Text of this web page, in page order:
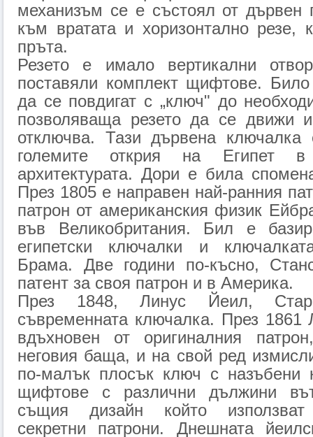
механизъм се е състоял от дървен
към вратата и хоризонтално резе,
пръта.
Резето е имало вертикални
поставяли комплект щифтове.
да се повдигат с „ключ" до
позволяваща резето да се движи
отключва. Тази дървена
големите открия на Египет
архитектурата. Дори е била
През 1805 е направен най-ранния
патрон от американския физик
във Великобритания. Бил е
египетски ключалки и
Брама. Две години по-късно,
патент за своя патрон и в Америка.
През 1848, Линус Йеил,
съвременната ключалка. През
вдъхновен от оригиналния
неговия баща, и на свой ред
по-малък плосък ключ с назъбени
щифтове с различни дължини
същия дизайн който използват
секретни патрони. Днешната